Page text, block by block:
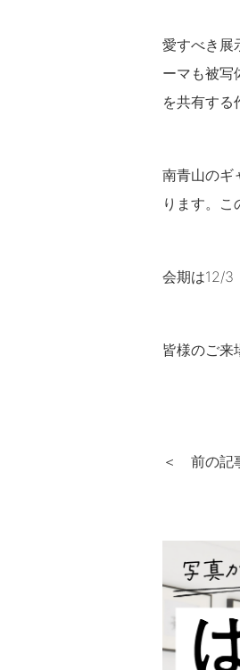
愛すべき展
ーマも被写
を共有する
南青山のギ
ります。こ
会期は12/3
皆様のご来
＜ 前の記